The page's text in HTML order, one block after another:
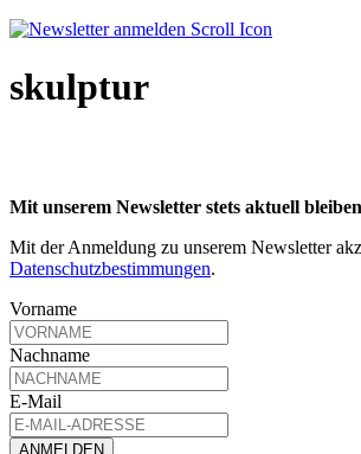
skulptur
Mit unserem Newsletter stets aktuell
Mit der Anmeldung zu unserem Newsletter
Datenschutzbestimmungen.
Vorname
Nachname
E-Mail